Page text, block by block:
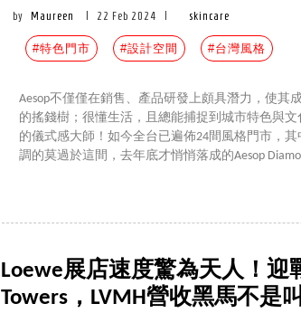
by Maureen 22 Feb 2024 skincare
#特色門市 #設計空間 #台灣風格
Aesop不僅僅在銷售、產品研發上頗具潛力，使其
的搖錢樹；很懂生活，且總能捕捉到城市特色與
的儀式感大師！如今全台已遍佈24間風格門市，
調的莫過於這間，去年底才悄悄落成的Aesop
Loewe展店速度驚為天人！迎
Towers，LVMH營收黑馬不是